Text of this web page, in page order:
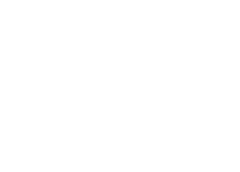
ยกตัวอย่างที่เห็นภาพไ
โปรดของแฟนเก่า ภา
(อย่าเพิ่งร้อ